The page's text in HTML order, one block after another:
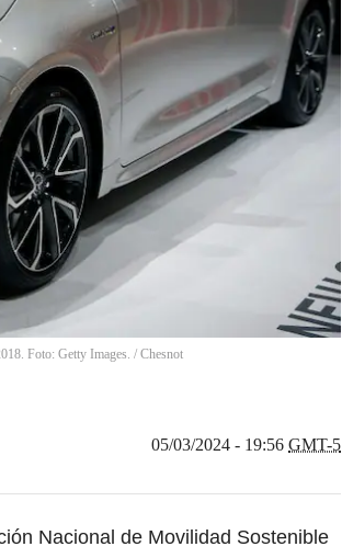
Foto: Getty Images. / Chesnot
05/03/2024 - 19:56 GMT-5
Nacional de Movilidad Sostenible